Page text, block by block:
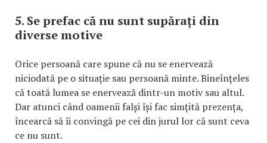
5. Se prefac că nu sunt supărați din
diverse motive
Orice persoană care spune că nu se enervează
niciodată pe o situație sau persoană minte. Bineînțeles
că toată lumea se enervează dintr-un motiv sau altul.
Dar atunci când oamenii falși își fac simțită prezența,
încearcă să îi convingă pe cei din jurul lor că sunt ceva
ce nu sunt.